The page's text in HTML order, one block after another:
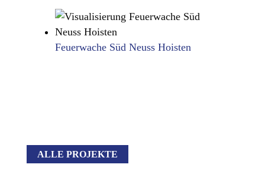
Feuerwache Süd Neuss Hoisten
ALLE PROJEKTE